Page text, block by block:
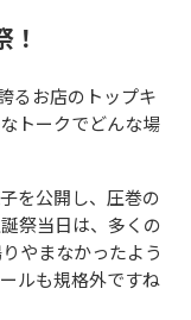
るお店のトップキ
トークでどんな場
を公開し、圧巻の
祭当日は、多くの
やまなかったよう
ルも規格外ですね